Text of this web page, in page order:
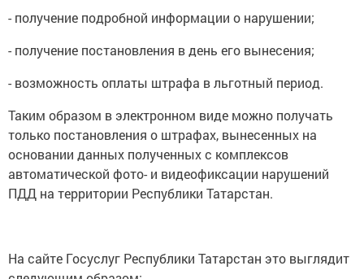
только постановления о штрафах, вынесенных на
основании данных полученных с комплексов
автоматической фото- и видеофиксации нарушений
ПДД на территории Республики Татарстан.
следующим образом: